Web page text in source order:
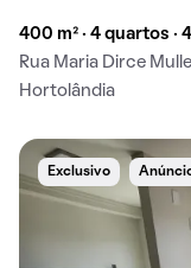
400 m² · 4 quartos ·
Rua Maria Dirce
Hortolândia
Exclusivo